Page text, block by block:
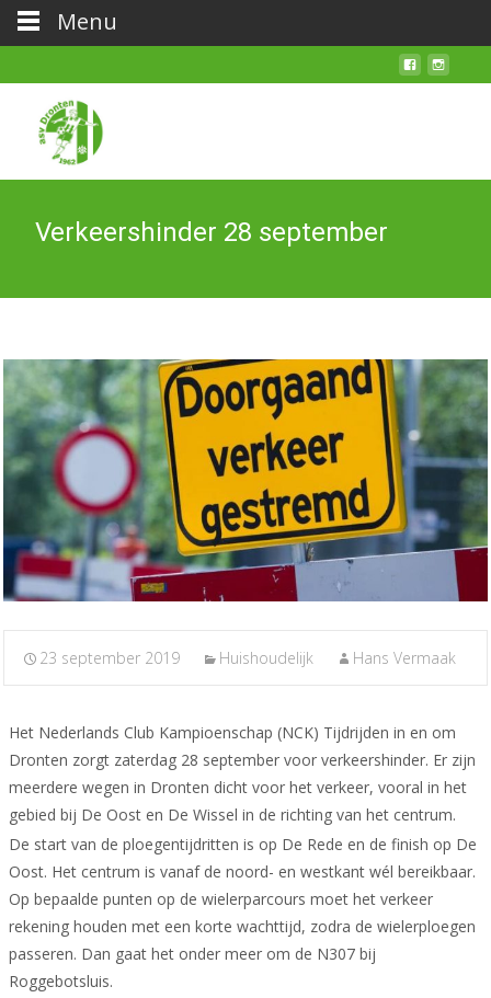
Verkeershinder 28 september
23 september 2019 Huishoudelijk Hans Vermaak
Het Nederlands Club Kampioenschap (NCK) Tijdrijden in en om
Dronten zorgt zaterdag 28 september voor verkeershinder. Er zijn
meerdere wegen in Dronten dicht voor het verkeer, vooral in het
gebied bij De Oost en De Wissel in de richting van het centrum.
De start van de ploegentijdritten is op De Rede en de finish op De
Oost. Het centrum is vanaf de noord- en westkant wél bereikbaar.
Op bepaalde punten op de wielerparcours moet het verkeer
rekening houden met een korte wachttijd, zodra de wielerploegen
passeren. Dan gaat het onder meer om de N307 bij
Roggebotsluis.
Menu